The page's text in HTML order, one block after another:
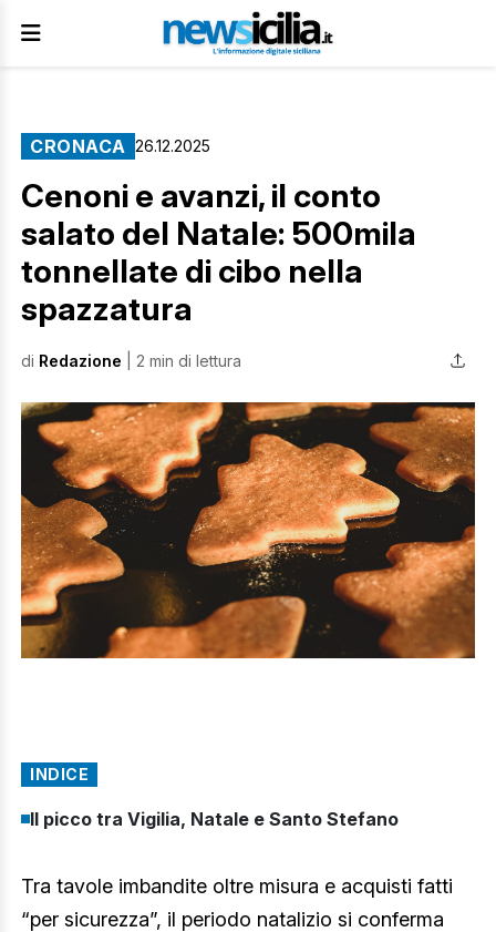
CRONACA 26.12.2025
Cenoni e avanzi, il conto
salato del Natale: 500mila
tonnellate di cibo nella
spazzatura
di Redazione | 2 min di lettura
INDICE
Il picco tra Vigilia, Natale e Santo Stefano
Tra tavole imbandite oltre misura e acquisti fatti
“per sicurezza”, il periodo natalizio si conferma